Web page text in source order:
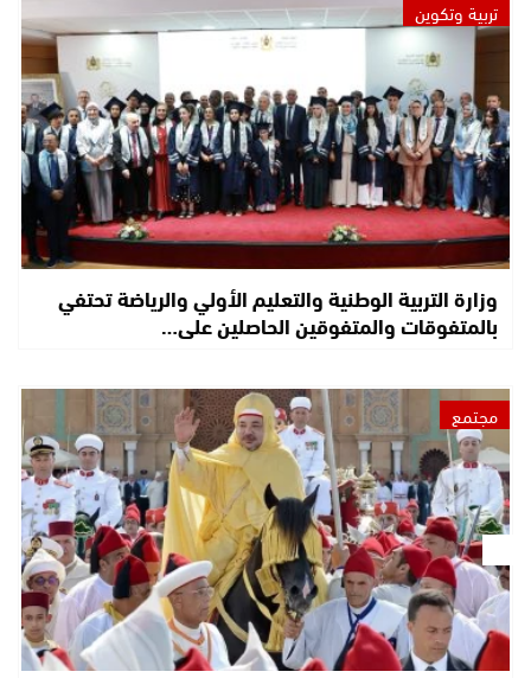
تربية وتكوين
وزارة التربية الوطنية والتعليم الأولي والرياضة تحتفي
بالمتفوقات والمتفوقين الحاصلين على…
مجتمع